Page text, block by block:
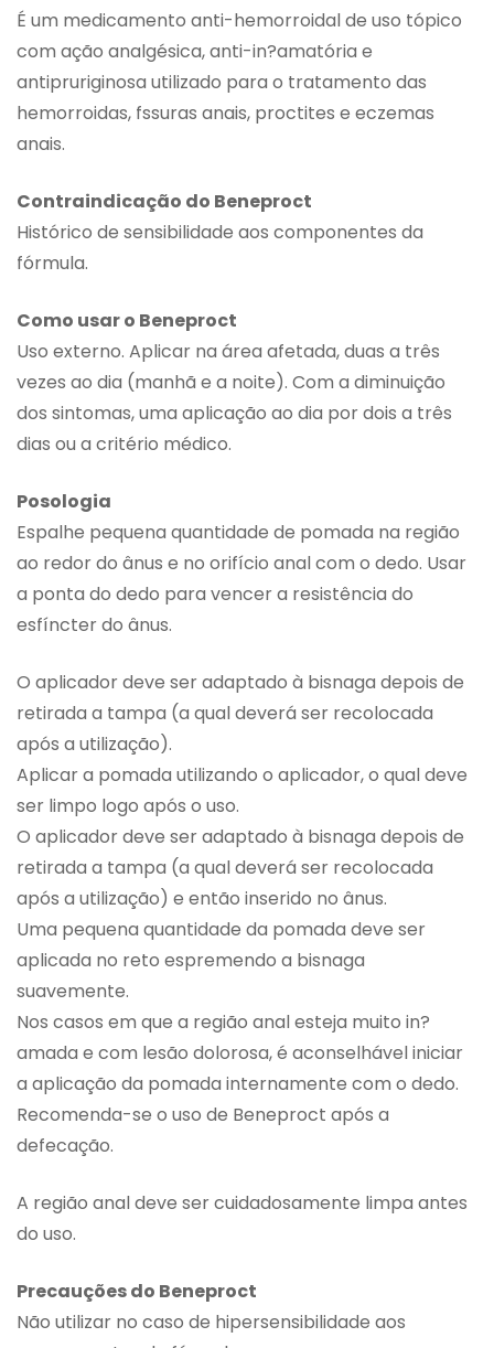
É um medicamento anti-hemorroidal de uso tópico
com ação analgésica, anti-in?amatória e
antipruriginosa utilizado para o tratamento das
hemorroidas, fssuras anais, proctites e eczemas
anais.
Contraindicação do Beneproct
Histórico de sensibilidade aos componentes da
fórmula.
Como usar o Beneproct
Uso externo. Aplicar na área afetada, duas a três
vezes ao dia (manhã e a noite). Com a diminuição
dos sintomas, uma aplicação ao dia por dois a três
dias ou a critério médico.
Posologia
Espalhe pequena quantidade de pomada na região
ao redor do ânus e no orifício anal com o dedo. Usar
a ponta do dedo para vencer a resistência do
esfíncter do ânus.
O aplicador deve ser adaptado à bisnaga depois de
retirada a tampa (a qual deverá ser recolocada
após a utilização).
Aplicar a pomada utilizando o aplicador, o qual deve
ser limpo logo após o uso.
O aplicador deve ser adaptado à bisnaga depois de
retirada a tampa (a qual deverá ser recolocada
após a utilização) e então inserido no ânus.
Uma pequena quantidade da pomada deve ser
aplicada no reto espremendo a bisnaga
suavemente.
Nos casos em que a região anal esteja muito in?
amada e com lesão dolorosa, é aconselhável iniciar
a aplicação da pomada internamente com o dedo.
Recomenda-se o uso de Beneproct após a
defecação.
A região anal deve ser cuidadosamente limpa antes
do uso.
Precauções do Beneproct
Não utilizar no caso de hipersensibilidade aos